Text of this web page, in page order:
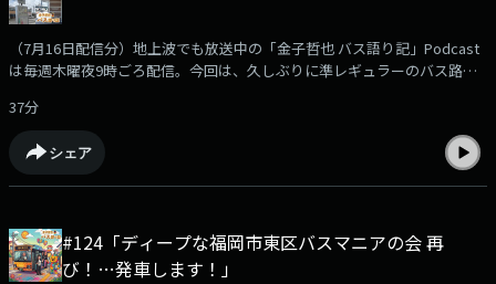
（7月16日配信分）地上波でも放送中の「金子哲也 バス語り記」Podcast
は毎週木曜夜9時ごろ配信。今回は、久しぶりに準レギュラーのバス路線
いくつかご紹介しながら、ディープにトークしています。Podcast限定の
おまけ企画「バス停探検隊」もあります！podcast版のバス語り記もお楽
しみください！【出演】金子哲也（KBCラジオディレクター）沖浜貴彦さ
ん（バス路線探検家）
37分
シェア
#124「ディープな福岡市東区バスマニアの会 再
び！…発車します！」